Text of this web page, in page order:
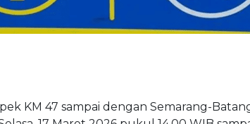
KM 47 sampai dengan Semarang-